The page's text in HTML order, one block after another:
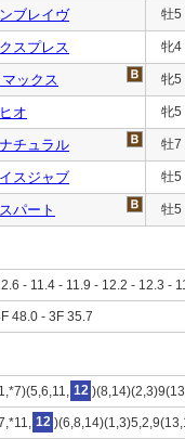
ブレイヴ 牡5
スプレス 牝4
ックス 牝5
オ 牝5
チュラル 牡7
スジャブ 牡5
パート 牡5
- 11.4 - 11.9 - 12.2 - 12.3 -
48.0 - 3F 35.7
12
12